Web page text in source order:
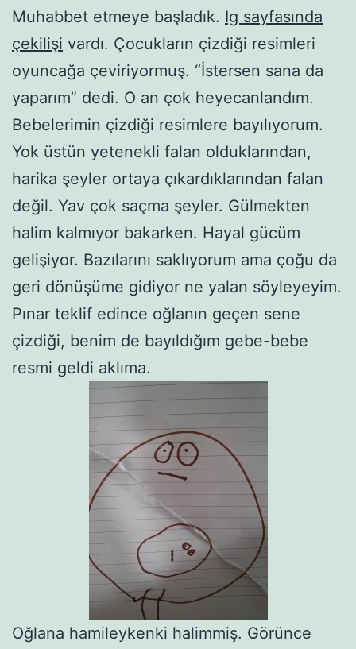
Muhabbet etmeye başladık. Ig sayfasında
çekilişi vardı. Çocukların çizdiği resimleri
oyuncağa çeviriyormuş. “İstersen sana da
yaparım” dedi. O an çok heyecanlandım.
Bebelerimin çizdiği resimlere bayılıyorum.
Yok üstün yetenekli falan olduklarından,
harika şeyler ortaya çıkardıklarından falan
değil. Yav çok saçma şeyler. Gülmekten
halim kalmıyor bakarken. Hayal gücüm
gelişiyor. Bazılarını saklıyorum ama çoğu da
geri dönüşüme gidiyor ne yalan söyleyeyim.
Pınar teklif edince oğlanın geçen sene
çizdiği, benim de bayıldığım gebe-bebe
resmi geldi aklıma.
Oğlana hamileykenki halimmiş. Görünce